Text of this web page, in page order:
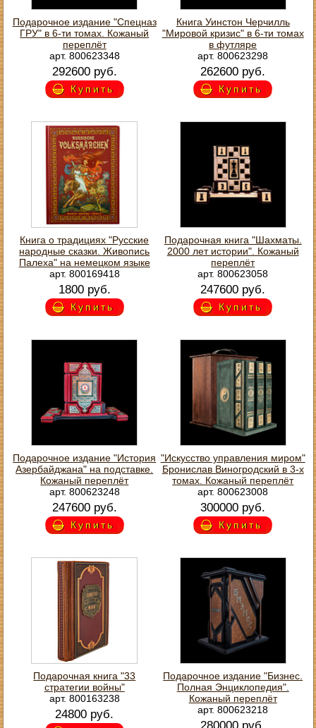
Подарочное издание "Спецназ
ГРУ" в 6-ти томах. Кожаный
переплёт
арт. 800623348
292600 руб.
Купить
Книга Уинстон Черчилль
"Мировой кризис" в 6-ти томах
в футляре
арт. 800623298
262600 руб.
Купить
Книга о традициях "Русские
народные сказки. Живопись
Палеха" на немецком языке
арт. 800169418
1800 руб.
Купить
Подарочная книга "Шахматы.
2000 лет истории". Кожаный
переплёт
арт. 800623058
247600 руб.
Купить
Подарочное издание "История
Азербайджана" на подставке.
Кожаный переплёт
арт. 800623248
247600 руб.
Купить
"Искусство управления миром"
Бронислав Виногродский в 3-х
томах. Кожаный переплёт
арт. 800623008
300000 руб.
Купить
Подарочная книга "33
стратегии войны"
арт. 800163238
24800 руб.
Подарочное издание "Бизнес.
Полная Энциклопедия".
Кожаный переплёт
арт. 800623218